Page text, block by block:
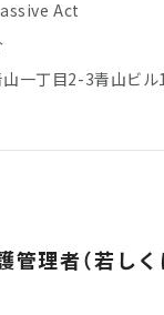
Act
一丁目2-3青山ビル
管理者（若し